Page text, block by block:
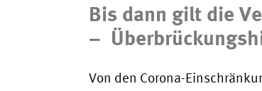
Bis dann gilt die
–
Von den Corona-